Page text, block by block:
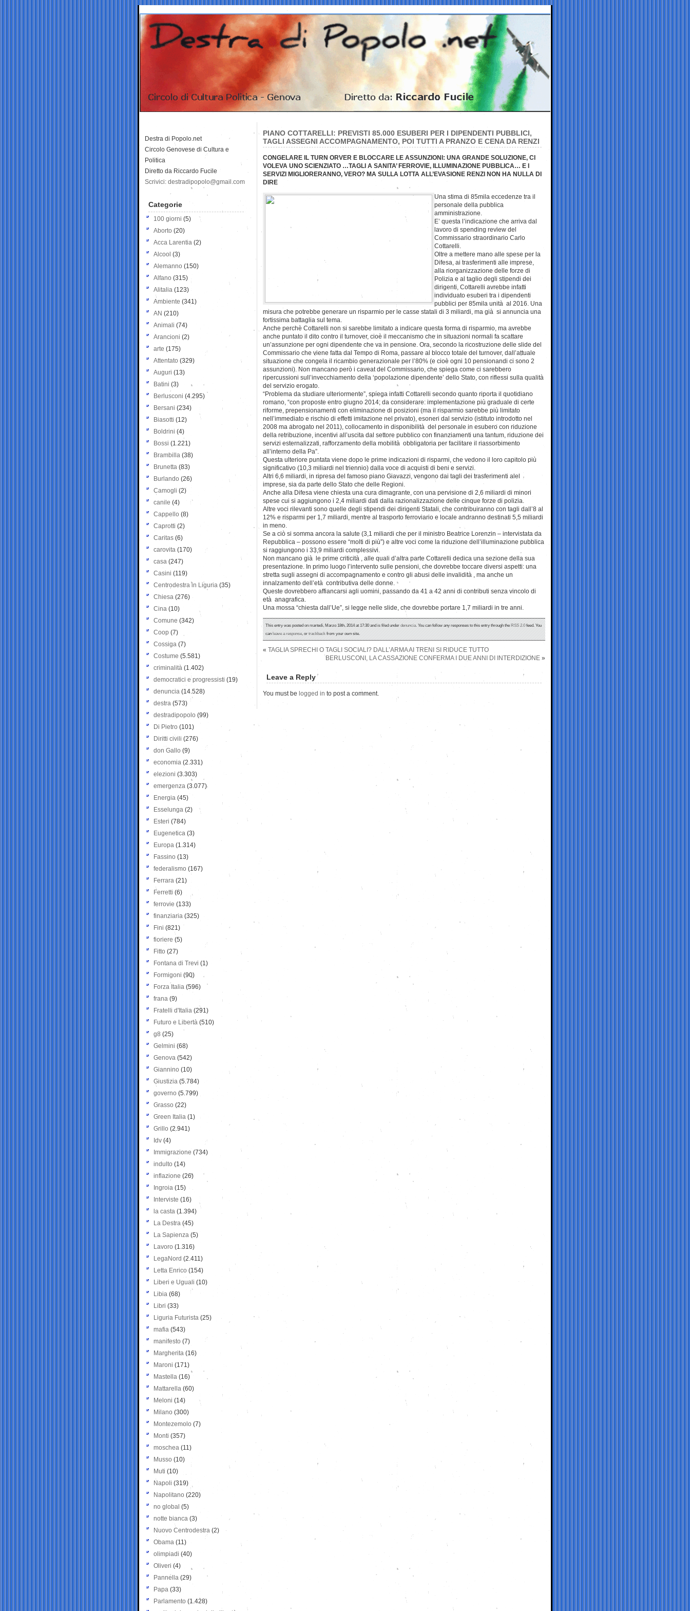
PIANO COTTARELLI: PREVISTI 85.000 ESUBERI PER I DIPENDENTI PUBBLICI,
TAGLI ASSEGNI ACCOMPAGNAMENTO, POI TUTTI A PRANZO E CENA DA RENZI
CONGELARE IL TURN ORVER E BLOCCARE LE ASSUNZIONI: UNA GRANDE SOLUZIONE, CI
VOLEVA UNO SCIENZIATO …TAGLI A SANITA’ FERROVIE, ILLUMINAZIONE PUBBLICA… E I
SERVIZI MIGLIORERANNO, VERO? MA SULLA LOTTA ALL’EVASIONE RENZI NON HA NULLA DI
DIRE
Una stima di 85mila eccedenze tra il
personale della pubblica
amministrazione.
E’ questa l’indicazione che arriva dal
lavoro di spending review del
Commissario straordinario Carlo
Cottarelli.
Oltre a mettere mano alle spese per la
Difesa, ai trasferimenti alle imprese,
alla riorganizzazione delle forze di
Polizia e al taglio degli stipendi dei
dirigenti, Cottarelli avrebbe infatti
individuato esuberi tra i dipendenti
pubblici per 85mila unità al 2016. Una
misura che potrebbe generare un risparmio per le casse statali di 3 miliardi, ma già si annuncia una
fortissima battaglia sul tema.
Anche perchè Cottarelli non si sarebbe limitato a indicare questa forma di risparmio, ma avrebbe
anche puntato il dito contro il turnover, cioè il meccanismo che in situazioni normali fa scattare
un’assunzione per ogni dipendente che va in pensione. Ora, secondo la ricostruzione delle slide del
Commissario che viene fatta dal Tempo di Roma, passare al blocco totale del turnover, dall’attuale
situazione che congela il ricambio generazionale per l’80% (e cioè ogni 10 pensionandi ci sono 2
assunzioni). Non mancano però i caveat del Commissario, che spiega come ci sarebbero
ripercussioni sull’invecchiamento della ‘popolazione dipendente’ dello Stato, con riflessi sulla qualità
del servizio erogato.
“Problema da studiare ulteriormente”, spiega infatti Cottarelli secondo quanto riporta il quotidiano
romano, “con proposte entro giugno 2014; da considerare: implementazione più graduale di certe
riforme, prepensionamenti con eliminazione di posizioni (ma il risparmio sarebbe più limitato
nell’immediato e rischio di effetti imitazione nel privato), esoneri dal servizio (istituto introdotto nel
2008 ma abrogato nel 2011), collocamento in disponibilità del personale in esubero con riduzione
della retribuzione, incentivi all’uscita dal settore pubblico con finanziamenti una tantum, riduzione dei
servizi esternalizzati, rafforzamento della mobilità obbligatoria per facilitare il riassorbimento
all’interno della Pa”.
Questa ulteriore puntata viene dopo le prime indicazioni di risparmi, che vedono il loro capitolo più
significativo (10,3 miliardi nel triennio) dalla voce di acquisti di beni e servizi.
Altri 6,6 miliardi, in ripresa del famoso piano Giavazzi, vengono dai tagli dei trasferimenti alel
imprese, sia da parte dello Stato che delle Regioni.
Anche alla Difesa viene chiesta una cura dimagrante, con una pervisione di 2,6 miliardi di minori
spese cui si aggiungono i 2,4 miliardi dati dalla razionalizzazione delle cinque forze di polizia.
Altre voci rilevanti sono quelle degli stipendi dei dirigenti Statali, che contribuiranno con tagli dall’8 al
12% e risparmi per 1,7 miliardi, mentre al trasporto ferroviario e locale andranno destinati 5,5 miliardi
in meno.
Se a ciò si somma ancora la salute (3,1 miliardi che per il ministro Beatrice Lorenzin – intervistata da
Repubblica – possono essere “molti di più”) e altre voci come la riduzione dell’illuminazione pubblica
si raggiungono i 33,9 miliardi complessivi.
Non mancano già le prime criticità , alle quali d’altra parte Cottarelli dedica una sezione della sua
presentazione. In primo luogo l’intervento sulle pensioni, che dovrebbe toccare diversi aspetti: una
stretta sugli assegni di accompagnamento e contro gli abusi delle invalidità , ma anche un
innalzamento dell’età contributiva delle donne.
Queste dovrebbero affiancarsi agli uomini, passando da 41 a 42 anni di contributi senza vincolo di
età anagrafica.
Una mossa “chiesta dall’Ue”, si legge nelle slide, che dovrebbe portare 1,7 miliardi in tre anni.
This entry was posted on martedì, Marzo 18th, 2014 at 17:30 and is filed underdenuncia. You can follow any responses to this entry through theRSS 2.0feed. You
canleave a response, ortrackbackfrom your own site.
« TAGLIA SPRECHI O TAGLI SOCIALI? DALL’ARMA AI TRENI SI RIDUCE TUTTO
BERLUSCONI, LA CASSAZIONE CONFERMA I DUE ANNI DI INTERDIZIONE »
Leave a Reply
You must be logged in to post a comment.
Destra di Popolo.net
Circolo Genovese di Cultura e
Politica
Diretto da Riccardo Fucile
Scrivici: destradipopolo@gmail.com
Categorie
100 giorni (5)
Aborto (20)
Acca Larentia (2)
Alcool (3)
Alemanno (150)
Alfano (315)
Alitalia (123)
Ambiente (341)
AN (210)
Animali (74)
Arancioni (2)
arte (175)
Attentato (329)
Auguri (13)
Batini (3)
Berlusconi (4.295)
Bersani (234)
Biasotti (12)
Boldrini (4)
Bossi (1.221)
Brambilla (38)
Brunetta (83)
Burlando (26)
Camogli (2)
canile (4)
Cappello (8)
Caprotti (2)
Caritas (6)
carovita (170)
casa (247)
Casini (119)
Centrodestra in Liguria (35)
Chiesa (276)
Cina (10)
Comune (342)
Coop (7)
Cossiga (7)
Costume (5.581)
criminalità (1.402)
democratici e progressisti (19)
denuncia (14.528)
destra (573)
destradipopolo (99)
Di Pietro (101)
Diritti civili (276)
don Gallo (9)
economia (2.331)
elezioni (3.303)
emergenza (3.077)
Energia (45)
Esselunga (2)
Esteri (784)
Eugenetica (3)
Europa (1.314)
Fassino (13)
federalismo (167)
Ferrara (21)
Ferretti (6)
ferrovie (133)
finanziaria (325)
Fini (821)
fioriere (5)
Fitto (27)
Fontana di Trevi (1)
Formigoni (90)
Forza Italia (596)
frana (9)
Fratelli d'Italia (291)
Futuro e Libertà (510)
g8 (25)
Gelmini (68)
Genova (542)
Giannino (10)
Giustizia (5.784)
governo (5.799)
Grasso (22)
Green Italia (1)
Grillo (2.941)
Idv (4)
Immigrazione (734)
indulto (14)
inflazione (26)
Ingroia (15)
Interviste (16)
la casta (1.394)
La Destra (45)
La Sapienza (5)
Lavoro (1.316)
LegaNord (2.411)
Letta Enrico (154)
Liberi e Uguali (10)
Libia (68)
Libri (33)
Liguria Futurista (25)
mafia (543)
manifesto (7)
Margherita (16)
Maroni (171)
Mastella (16)
Mattarella (60)
Meloni (14)
Milano (300)
Montezemolo (7)
Monti (357)
moschea (11)
Musso (10)
Muti (10)
Napoli (319)
Napolitano (220)
no global (5)
notte bianca (3)
Nuovo Centrodestra (2)
Obama (11)
olimpiadi (40)
Oliveri (4)
Pannella (29)
Papa (33)
Parlamento (1.428)